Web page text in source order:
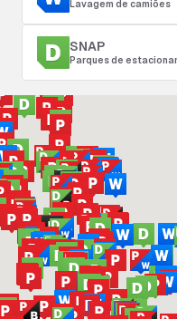
Lavagem de camiões
SNAP
Parques de